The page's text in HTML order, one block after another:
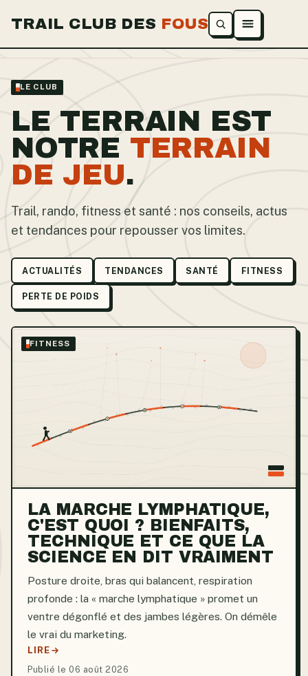
TRAIL CLUB DES FOUS Ouvrir le menu
LE CLUB
LE TERRAIN EST
NOTRE TERRAIN
DE JEU.
Trail, rando, fitness et santé : nos conseils, actus
et tendances pour repousser vos limites.
ACTUALITÉS TENDANCES SANTÉ FITNESS
PERTE DE POIDS
FITNESS
LA MARCHE LYMPHATIQUE,
C'EST QUOI ? BIENFAITS,
TECHNIQUE ET CE QUE LA
SCIENCE EN DIT VRAIMENT
Posture droite, bras qui balancent, respiration
profonde : la « marche lymphatique » promet un
ventre dégonflé et des jambes légères. On démêle
le vrai du marketing.
LIRE
Publié le 06 août 2026